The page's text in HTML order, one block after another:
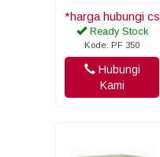
*harga hubungi cs
Ready Stock
Kode: PF 350
Hubungi
Kami